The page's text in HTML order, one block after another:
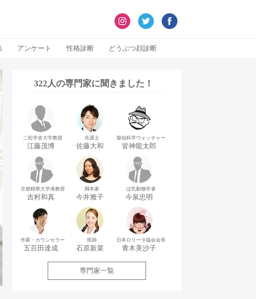
アンケート 性格診断 どうぶつ顔診断
322人の専門家に聞きました！
二松学舎大学教授
江藤茂博
弁護士
佐藤大和
擬似科学ウォッチャー
皆神龍太郎
京都精華大学准教授
吉村和真
脚本家
今井雅子
ほ乳動物学者
今泉忠明
作家・カウンセラー
五百田達成
医師
石原新菜
日本ロリータ協会会長
青木美沙子
専門家一覧